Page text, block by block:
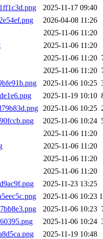
2025-11-17 09:40
2026-04-08 11:26
2025-11-06 11:20
2025-11-06 11:20
2025-11-06 11:20
2025-11-06 11:20
2025-11-06 10:25
2025-11-19 10:10
2025-11-06 10:25
2025-11-06 10:24
2025-11-06 11:20
2025-11-06 11:20
2025-11-06 11:20
2025-11-06 11:20
2025-11-23 13:25
2025-11-06 10:23
2025-11-06 10:23
2025-11-06 10:24
2025-11-19 10:48